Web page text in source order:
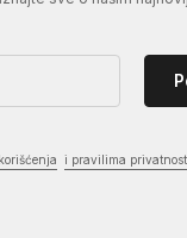
i pravilima